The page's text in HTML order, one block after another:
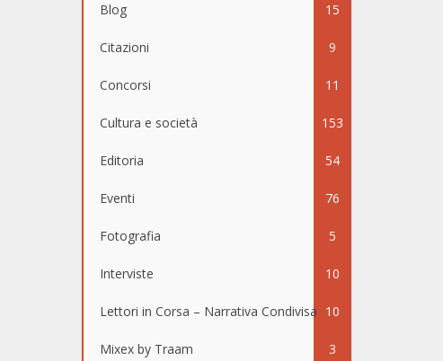
Blog 15
Citazioni 9
Concorsi 11
Cultura e società 153
Editoria 54
Eventi 76
Fotografia 5
Interviste 10
Lettori in Corsa – Narrativa Condivisa 10
Mixex by Traam 3